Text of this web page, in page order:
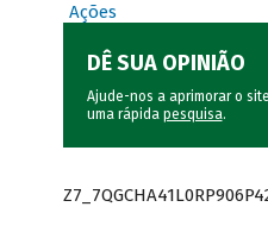
Ações
DÊ SUA OPINIÃO
Ajude-nos a aprimorar o
uma rápida pesquisa.